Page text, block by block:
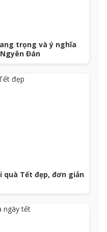
trọng và ý nghĩa
Đán
quà Tết đẹp, đơn giản